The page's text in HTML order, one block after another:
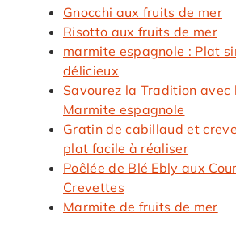
Gnocchi aux fruits de mer
Risotto aux fruits de mer
marmite espagnole : Plat
délicieux
Savourez la Tradition avec
Marmite espagnole
Gratin de cabillaud et
plat facile à réaliser
Poêlée de Blé Ebly aux
Crevettes
Marmite de fruits de mer